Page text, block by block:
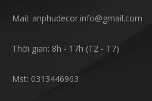
Mail: anphudecor.info@gmail.com
Thời gian: 8h - 17h (T2 - T7)
Mst: 0313446963